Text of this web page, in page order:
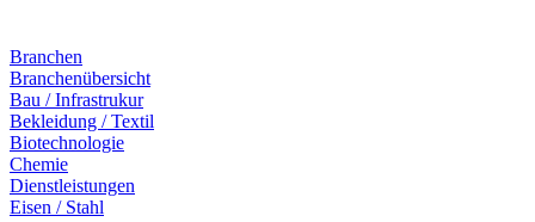
Branchen
Branchenübersicht
Bau / Infrastrukur
Bekleidung / Textil
Biotechnologie
Chemie
Dienstleistungen
Eisen / Stahl